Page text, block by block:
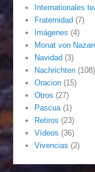
Internationales
Fraternidad (7)
Imágenes (4)
Monat von
Navidad (3)
Nachrichten (108)
Oracion (15)
Otros (27)
Pascua (1)
Retiros (23)
Vídeos (36)
Vivencias (2)